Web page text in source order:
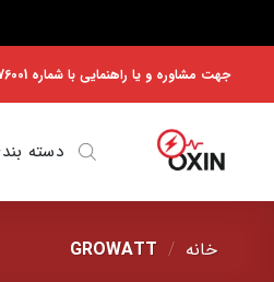
جهت مشاوره و یا راهنمایی با شماره 09204076001 تماس بگیرید
دسته
خانه /